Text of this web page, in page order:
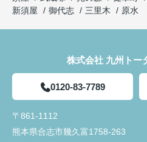
新須屋
御代志 三里木 原水
株式会社 九州トー
0120-83-7789
〒861-1112
熊本県合志市幾久富1758-263